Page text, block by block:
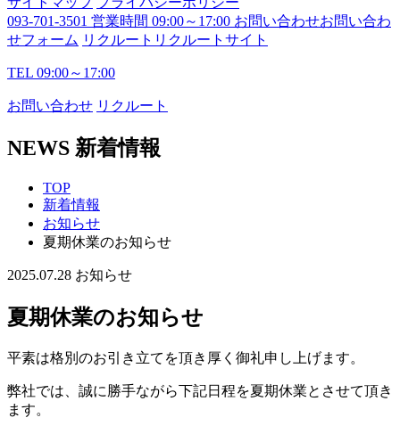
093-701-3501 営業時間 09:00～17:00 お問い合わせお問い合わ
せフォーム リクルート リクルートサイト
TEL 09:00～17:00
お問い合わせ リクルート
NEWS 新着情報
TOP
新着情報
お知らせ
夏期休業のお知らせ
2025.07.28 お知らせ
夏期休業のお知らせ
平素は格別のお引き立てを頂き厚く御礼申し上げます。
弊社では、誠に勝手ながら下記日程を夏期休業とさせて頂き
ます。